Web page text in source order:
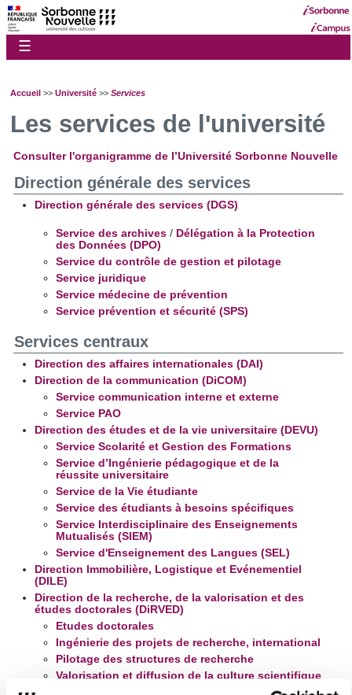
☰
Accueil >> Université >> Services
Les services de l'université
Consulter l'organigramme de l’Université Sorbonne Nouvelle
Direction générale des services
Direction générale des services (DGS)
Service des archives / Délégation à la Protection
des Données (DPO)
Service du contrôle de gestion et pilotage
Service juridique
Service médecine de prévention
Service prévention et sécurité (SPS)
Services centraux
Direction des affaires internationales (DAI)
Direction de la communication (DiCOM)
Service communication interne et externe
Service PAO
Direction des études et de la vie universitaire (DEVU)
Service Scolarité et Gestion des Formations
Service d’Ingénierie pédagogique et de la
réussite universitaire
Service de la Vie étudiante
Service des étudiants à besoins spécifiques
Service Interdisciplinaire des Enseignements
Mutualisés (SIEM)
Service d'Enseignement des Langues (SEL)
Direction Immobilière, Logistique et Evénementiel
(DILE)
Direction de la recherche, de la valorisation et des
études doctorales (DiRVED)
Etudes doctorales
Ingénierie des projets de recherche, international
Pilotage des structures de recherche
Valorisation et diffusion de la culture scientifique
Direction des ressources humaines (DRH)